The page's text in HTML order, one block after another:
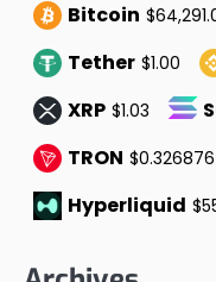
Bitcoin
Tether $1.00
XRP $1.03
TRON $0.326876
Hyperliquid